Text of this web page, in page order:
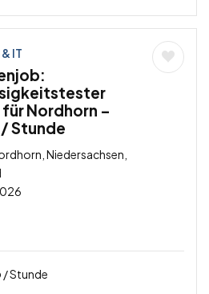
IT
Nordhorn –
Stunde
Niedersachsen,
/ Stunde